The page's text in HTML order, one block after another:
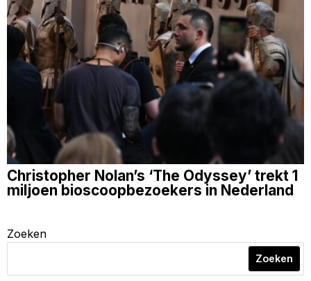
Christopher Nolan’s ‘The Odyssey’ trekt 1
miljoen bioscoopbezoekers in Nederland
Zoeken
Zoeken